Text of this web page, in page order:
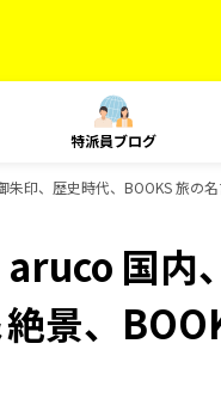
特派員ブログ
印、歴史時代、BOOKS 旅の
国内
景、